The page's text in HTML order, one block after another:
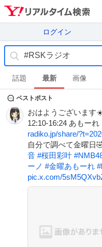
ログイン
話題 最新 画像
ベストポスト
おはようございます
12:10-16:24 あもー
radiko.jp/share/
自分で調べて金曜日
音 #桜田彩叶 #
ーノ #金曜あもーれ #
pic.x.com/